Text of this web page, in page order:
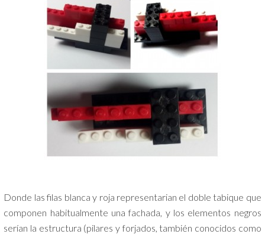
Donde las filas blanca y roja representarian el doble tabique que
componen habitualmente una fachada, y los elementos negros
serían la estructura (pilares y forjados, también conocidos como